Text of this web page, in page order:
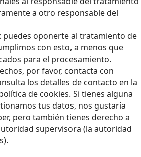
a otro responsable del
puedes oponerte al tratamiento de
con esto, a menos que
para el procesamiento.
por favor, contacta con
los detalles de contacto en la
de cookies. Si tienes alguna
tus datos, nos gustaría
pero también tienes derecho a
supervisora (la autoridad